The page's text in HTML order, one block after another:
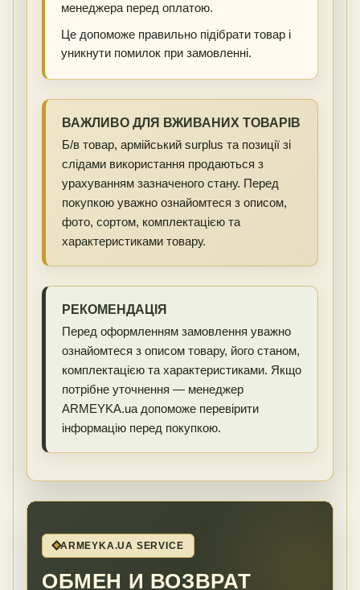
менеджера перед оплатою.
Це допоможе правильно підібрати товар і
уникнути помилок при замовленні.
ВАЖЛИВО ДЛЯ ВЖИВАНИХ ТОВАРІВ
Б/в товар, армійський surplus та позиції зі
слідами використання продаються з
урахуванням зазначеного стану. Перед
покупкою уважно ознайомтеся з описом,
фото, сортом, комплектацією та
характеристиками товару.
РЕКОМЕНДАЦІЯ
Перед оформленням замовлення уважно
ознайомтеся з описом товару, його станом,
комплектацією та характеристиками. Якщо
потрібне уточнення — менеджер
ARMEYKA.ua допоможе перевірити
інформацію перед покупкою.
ARMEYKA.UA SERVICE
ОБМЕН И ВОЗВРАТ